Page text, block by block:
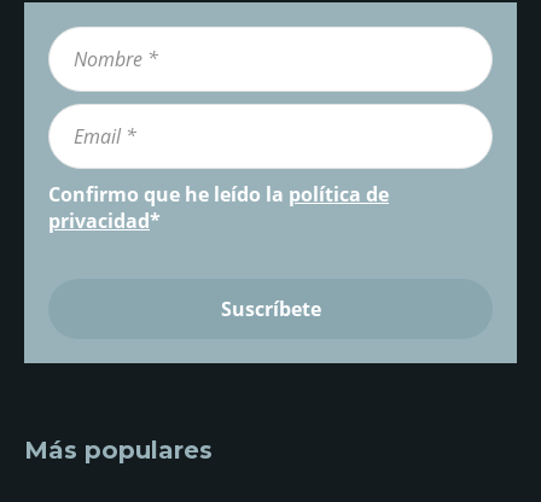
Confirmo que he leído la política de
privacidad*
Más populares